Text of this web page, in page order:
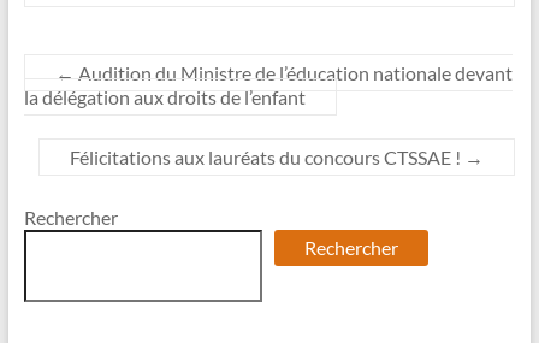
← Audition du Ministre de l’éducation nationale devant
la délégation aux droits de l’enfant
Félicitations aux lauréats du concours CTSSAE ! →
Rechercher
Rechercher